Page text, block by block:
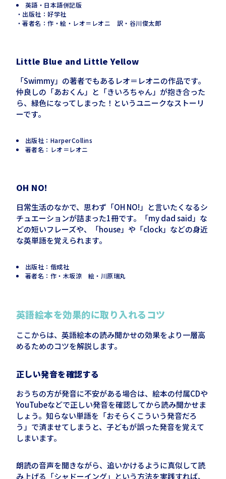
英語・日本語併記版
・出版社：好学社
・著者名：作・絵・レオ＝レオニ 訳・谷川俊太郎
Little Blue and Little Yellow
「Swimmy」の著者でもあるレオ＝レオニの作品です。
仲良しの「あおくん」と「きいろちゃん」が抱き合った
ら、緑色になってしまった！というユニークなストーリ
ーです。
出版社：HarperCollins
著者名：レオ＝レオニ
OH NO!
日常生活のなかで、思わず「OH NO!」と言いたくなるシ
チュエーションが詰まった1冊です。「my dad said」な
どの短いフレーズや、「house」や「clock」などの身近
な英単語を覚えられます。
出版社：偕成社
著者名：作・木坂涼 絵・川原瑞丸
英語絵本を効果的に取り入れるコツ
ここからは、英語絵本の読み聞かせの効果をより一層高
めるためのコツを解説します。
正しい発音を確認する
おうちの方が発音に不安がある場合は、絵本の付属CDや
YouTubeなどで正しい発音を確認してから読み聞かせま
しょう。知らない単語を「おそらくこういう発音だろ
う」で済ませてしまうと、子どもが誤った発音を覚えて
しまいます。
朗読の音声を聞きながら、追いかけるように真似して読
み上げる「シャドーイング」という方法を実践すれば、